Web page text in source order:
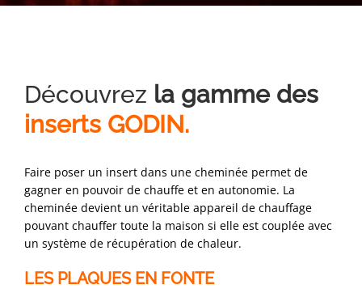
Découvrez la gamme des
inserts GODIN.
Faire poser un insert dans une cheminée permet de
gagner en pouvoir de chauffe et en autonomie. La
cheminée devient un véritable appareil de chauffage
pouvant chauffer toute la maison si elle est couplée avec
un système de récupération de chaleur.
LES PLAQUES EN FONTE